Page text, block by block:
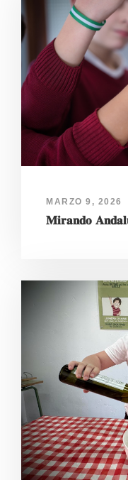
MARZO 9, 2026
𝐌𝐢𝐫𝐚𝐧𝐝𝐨